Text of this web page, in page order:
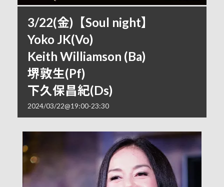
3/22(金)【Soul night】
Yoko JK(Vo)
Keith Williamson (Ba)
堺敦生(Pf)
下久保昌紀(Ds)
2024/03/22@19:00-23:30